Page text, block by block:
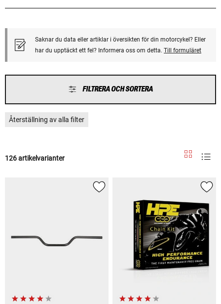
Saknar du data eller artiklar i översikten för din motorcykel? Eller
har du upptäckt ett fel? Informera oss om detta. Till formuläret
FILTRERA OCH SORTERA
Återställning av alla filter
126 artikelvarianter